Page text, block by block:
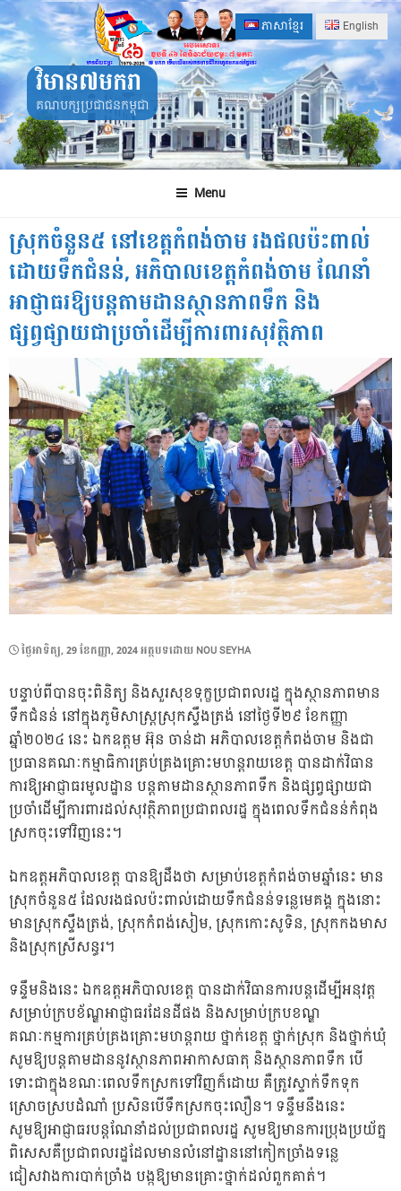
Skip
to
content
ភាសាខ្មែរ English
វិមាន៧មករា
គណបក្សប្រជាជនកម្ពុជា
Menu
ស្រុកចំនួន៥ នៅខេត្តកំពង់ចាម រងផលប៉ះពាល់
ដោយទឹកជំនន់, អភិបាលខេត្តកំពង់ចាម ណែនាំ
អាជ្ញាធរឱ្យបន្តតាមដានស្ថានភាពទឹក និង
ផ្សព្វផ្សាយជាប្រចាំដើម្បីការពារសុវត្ថិភាព
POSTED
ថ្ងៃ​អាទិត្យ, 29 ខែ​កញ្ញា, 2024អត្ថបទដោយ NOU SEYHA
បន្ទាប់ពីបានចុះពិនិត្យ និងសួរសុខទុក្ខប្រជាពលរដ្ឋ ក្នុងស្ថានភាពមាន
ទឹកជំនន់ នៅក្នុងភូមិសាស្ត្រស្រុកស្ទឹងត្រង់ នៅថ្ងៃទី២៩ ខែកញ្ញា
ឆ្នាំ២០២៤ នេះ ឯកឧត្តម អ៊ុន ចាន់ដា អភិបាលខេត្តកំពង់ចាម និងជា
ប្រធានគណៈកម្មាធិការគ្រប់គ្រងគ្រោះមហន្តរាយខេត្ត បានដាក់វិធាន
ការឱ្យអាជ្ញាធរមូលដ្ឋាន បន្តតាមដានស្ថានភាពទឹក និងផ្សព្វផ្សាយជា
ប្រចាំដើម្បីការពារដល់សុវត្ថិភាពប្រជាពលរដ្ឋ ក្នុងពេលទឹកជំនន់កំពុង
ស្រកចុះទៅវិញនេះ។
ឯកឧត្តអភិបាលខេត្ត បានឱ្យដឹងថា សម្រាប់ខេត្តកំពង់ចាមឆ្នាំនេះ មាន
ស្រុកចំនួន៥ ដែលរងផលប៉ះពាល់ដោយទឹកជំនន់ទន្លេមេគង្គ ក្នុងនោះ
មានស្រុកស្ទឹងត្រង់, ស្រុកកំពង់សៀម, ស្រុកកោះសូទិន, ស្រុកកងមាស
និងស្រុកស្រីសន្ធរ។
ទន្ទឹមនិងនេះ ឯកឧត្តអភិបាលខេត្ត បានដាក់វិធានការបន្តដើម្បីអនុវត្ត
សម្រាប់ក្របខ័ណ្ឌអាជ្ញាធរដែនដីផង និងសម្រាប់ក្របខណ្ឌ
គណៈកម្មការគ្រប់គ្រងគ្រោះមហន្តរាយ ថ្នាក់ខេត្ត ថ្នាក់ស្រុក និងថ្នាក់ឃុំ
សូមឱ្យបន្តតាមដាននូវស្ថានភាពអាកាសធាតុ និងស្ថានភាពទឹក បើ
ទោះជាក្នុងខណៈពេលទឹកស្រកទៅវិញក៏ដោយ គឺត្រូវស្ទាក់ទឹកទុក
ស្រោចស្របដំណាំ ប្រសិនបើទឹកស្រកចុះលឿន។ ទន្ទឹមនឹងនេះ
សូមឱ្យអាជ្ញាធរបន្តណែនាំដល់ប្រជាពលរដ្ឋ សូមឱ្យមានការប្រុងប្រយ័ត្ន
ពិសេសគឺប្រជាពលរដ្ឋដែលមានលំនៅដ្ឋាននៅកៀកច្រាំងទន្លេ
ជៀសវាងការបាក់ច្រាំង បង្កឱ្យមានគ្រោះថ្នាក់ដល់ពួកគាត់។